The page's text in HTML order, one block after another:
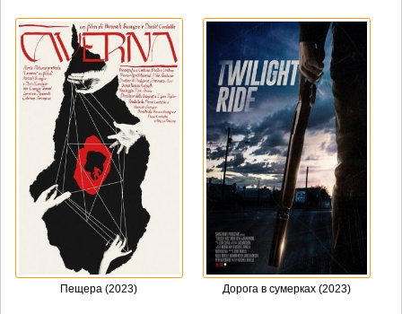
Пещера (2023) Дорога в сумерках (2023)